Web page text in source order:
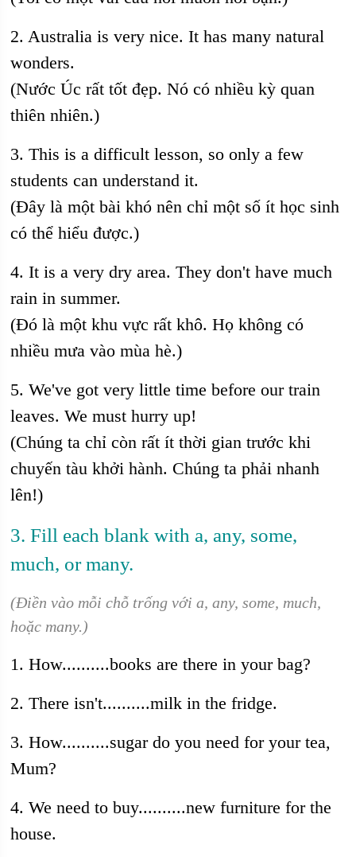
2. Australia is very nice. It has many natural
wonders.
(Nước Úc rất tốt đẹp. Nó có nhiều kỳ quan
thiên nhiên.)
3. This is a difficult lesson, so only a few
students can understand it.
(Đây là một bài khó nên chỉ một số ít học sinh
có thể hiểu được.)
4. It is a very dry area. They don't have much
rain in summer.
(Đó là một khu vực rất khô. Họ không có
nhiều mưa vào mùa hè.)
5. We've got very little time before our train
leaves. We must hurry up!
(Chúng ta chỉ còn rất ít thời gian trước khi
chuyến tàu khởi hành. Chúng ta phải nhanh
lên!)
3. Fill each blank with a, any, some,
much, or many.
(Điền vào mỗi chỗ trống với a, any, some, much,
hoặc many.)
1. How..........books are there in your bag?
2. There isn't..........milk in the fridge.
3. How..........sugar do you need for your tea,
Mum?
4. We need to buy..........new furniture for the
house.